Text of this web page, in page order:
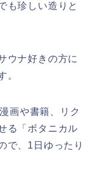
も珍しい造りと
ウナ好きの方に
。
画や書籍、リク
る「ボタニカル
で、1日ゆったり